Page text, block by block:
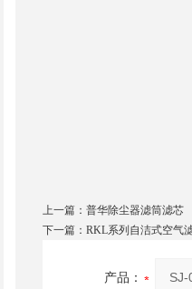
上一篇： 普华除尘器滤筒滤芯
下一篇： RKL系列自洁式空气
产品：